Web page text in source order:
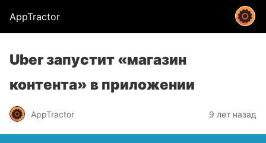
AppTractor
Uber запустит «магазин
контента» в приложении
AppTractor 9 лет назад